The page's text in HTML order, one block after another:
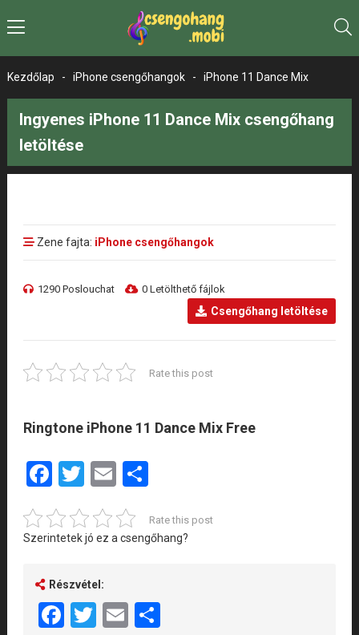
Kezdőlap - iPhone csengőhangok - iPhone 11 Dance Mix
Ingyenes iPhone 11 Dance Mix csengőhang
letöltése
Zene fajta: iPhone csengőhangok
1290 Poslouchat 0 Letölthető fájlok
Csengőhang letöltése
Rate this post
Ringtone iPhone 11 Dance Mix Free
Facebook
Twitter
EmailShare
Rate this post
Szerintetek jó ez a csengőhang?
Részvétel:
Facebook
Twitter
EmailShare